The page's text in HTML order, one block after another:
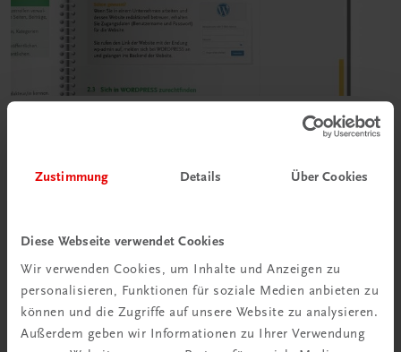
Zustimmung Details Über Cookies
Diese Webseite verwendet Cookies
Wir verwenden Cookies, um Inhalte und Anzeigen zu
personalisieren, Funktionen für soziale Medien anbieten zu
können und die Zugriffe auf unsere Website zu analysieren.
Außerdem geben wir Informationen zu Ihrer Verwendung